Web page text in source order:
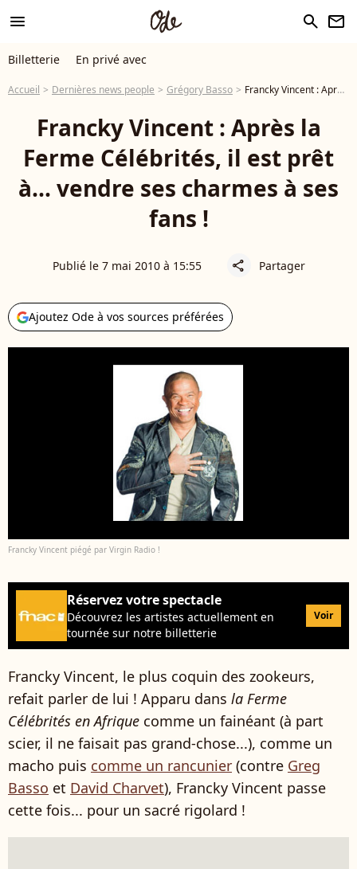
menu search newsletter
Billetterie En privé avec
Accueil Dernières news people Grégory Basso Francky Vincent : Après la Ferme Célébrités, il est prêt à... vendre ses charmes à ses fans !
Francky Vincent : Après la
Ferme Célébrités, il est prêt
à... vendre ses charmes à ses
fans !
Publié le 7 mai 2010 à 15:55 share Partager
Ajoutez Ode à vos sources préférées
Francky Vincent piégé par Virgin Radio !
Réservez votre spectacle
Découvrez les artistes actuellement en
tournée sur notre billetterie
Voir
Francky Vincent, le plus coquin des zookeurs,
refait parler de lui ! Apparu dans la Ferme
Célébrités en Afrique comme un fainéant (à part
scier, il ne faisait pas grand-chose...), comme un
macho puis comme un rancunier (contre Greg
Basso et David Charvet), Francky Vincent passe
cette fois... pour un sacré rigolard !